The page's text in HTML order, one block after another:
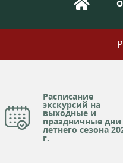
Расписание
экскурсий на
выходные и
праздничные дни
летнего сезона
г.